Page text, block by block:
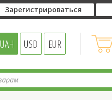
Зарегистрироваться
UAH USD EUR